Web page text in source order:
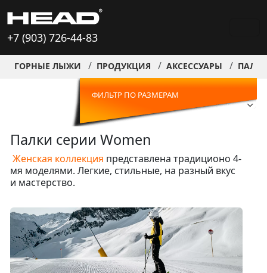
+7 (903) 726-44-83
ГОРНЫЕ ЛЫЖИ ПРОДУКЦИЯ АКСЕССУАРЫ
ФИЛЬТР ПО РАЗМЕРАМ
Палки серии Women
Женская коллекция представлена традиционо 4-
мя моделями. Легкие, стильные, на разный вкус
и мастерство.